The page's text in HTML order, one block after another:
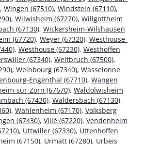
, Wingen (67510), Windstein (67110),
, Wilwisheim (67270), Willgottheim
(67130), Wickersheim-Wilshausen
(67720), Weyer (67320), Westhouse-
, Westhouse (67230), Westhoffen
(67340), Weitbruch (67500),
, Weinbourg (67340), Wasselonne
Engenthal (67710), Wangen
sur-Zorn (67670), Waldolwisheim
(67430), Waldersbach (67130),
, Wahlenheim (67170), Volksberg
(67430), Villé (67220), Vendenheim
, Uttwiller (67330), Uttenhoffen
(67150), Urmatt (67280), Urbeis